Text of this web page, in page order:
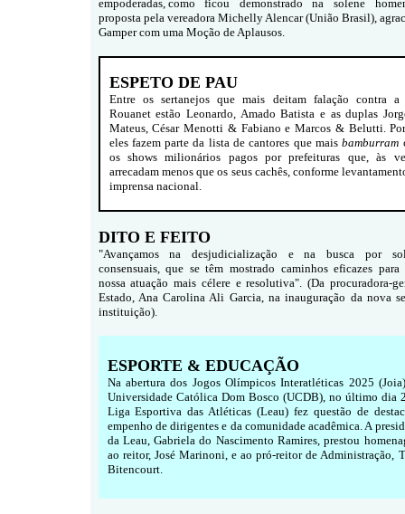
empoderadas, como ficou demonstrado na solene
proposta pela vereadora Michelly Alencar (União Brasil),
Gamper com uma Moção de Aplausos.
ESPETO DE PAU
Entre os sertanejos que mais deitam falação contra
Rouanet estão Leonardo, Amado Batista e as duplas
Mateus, César Menotti & Fabiano e Marcos & Belutti.
eles fazem parte da lista de cantores que maisbamburram
os shows milionários pagos por prefeituras que, às
arrecadam menos que os seus cachês, conforme
imprensa nacional.
DITO E FEITO
"Avançamos na desjudicialização e na busca por
consensuais, que se têm mostrado caminhos eficazes para
nossa atuação mais célere e resolutiva". (Da procuradora-
Estado, Ana Carolina Ali Garcia, na inauguração da nova
instituição).
ESPORTE & EDUCAÇÃO
Na abertura dos Jogos Olímpicos Interatléticas 2025
Universidade Católica Dom Bosco (UCDB), no último dia
Liga Esportiva das Atléticas (Leau) fez questão de
empenho de dirigentes e da comunidade acadêmica. A
da Leau, Gabriela do Nascimento Ramires, prestou
ao reitor, José Marinoni, e ao pró-reitor de Administração,
Bitencourt.